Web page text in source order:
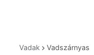
Vadak Vadszárnyas